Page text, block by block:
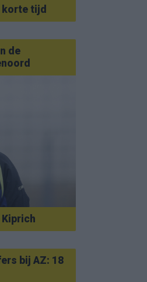
tijd
de
bij AZ: 18